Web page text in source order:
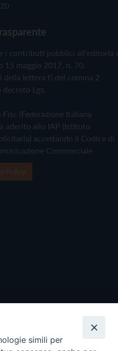
i contributi pubblici all'editoria
15 maggio 2017, n. 70.
della lettera f) del comma 2
Lgs.
(Federazione Italiana
aderito allo IAP (Istituto
accettando il Codice di
Commerciale
simili per